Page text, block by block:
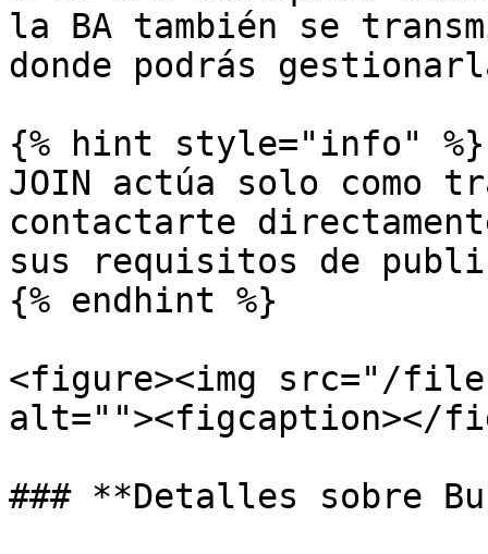
la BA también se
donde podrás
{% hint style="info" %}
JOIN actúa solo como
contactarte
sus requisitos de
{% endhint %}
<figure><img src="/files/
alt=""><figcaption></
### **Detalles sobre